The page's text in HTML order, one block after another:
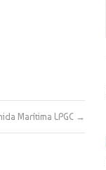
Marítima LPGC →